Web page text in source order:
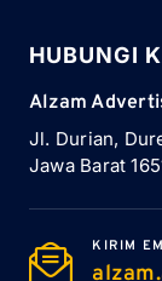
HUBUNGI
Alzam
Jl. Durian,
Jawa Barat
KIRIM